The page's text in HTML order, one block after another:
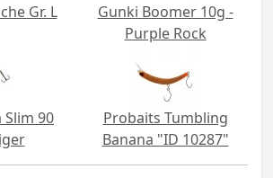
Gr. L
Gunki Boomer 10g -
Purple Rock
Slim 90
Probaits Tumbling
Banana "ID 10287"